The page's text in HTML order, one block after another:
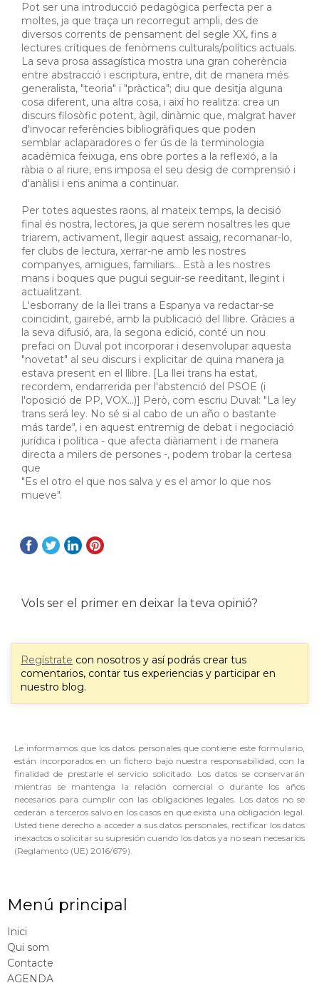
Pot ser una introducció pedagògica perfecta per a
moltes, ja que traça un recorregut ampli, des de
diversos corrents de pensament del segle XX, fins a
lectures crítiques de fenòmens culturals/polítics actuals.
La seva prosa assagística mostra una gran coherència
entre abstracció i escriptura, entre, dit de manera més
generalista, "teoria" i "pràctica"; diu que desitja alguna
cosa diferent, una altra cosa, i així ho realitza: crea un
discurs filosòfic potent, àgil, dinàmic que, malgrat haver
d'invocar referències bibliogràfiques que poden
semblar aclaparadores o fer ús de la terminologia
acadèmica feixuga, ens obre portes a la reflexió, a la
ràbia o al riure, ens imposa el seu desig de comprensió i
d'anàlisi i ens anima a continuar.
Per totes aquestes raons, al mateix temps, la decisió
final és nostra, lectores, ja que serem nosaltres les que
triarem, activament, llegir aquest assaig, recomanar-lo,
fer clubs de lectura, xerrar-ne amb les nostres
companyes, amigues, familiars... Està a les nostres
mans i boques que pugui seguir-se reeditant, llegint i
actualitzant.
L'esborrany de la llei trans a Espanya va redactar-se
coincidint, gairebé, amb la publicació del llibre. Gràcies a
la seva difusió, ara, la segona edició, conté un nou
prefaci on Duval pot incorporar i desenvolupar aquesta
"novetat" al seu discurs i explicitar de quina manera ja
estava present en el llibre. [La llei trans ha estat,
recordem, endarrerida per l'abstenció del PSOE (i
l'oposició de PP, VOX...)] Però, com escriu Duval: "La ley
trans será ley. No sé si al cabo de un año o bastante
más tarde", i en aquest entremig de debat i negociació
jurídica i política - que afecta diàriament i de manera
directa a milers de persones -, podem trobar la certesa
que
"Es el otro el que nos salva y es el amor lo que nos
mueve".
Vols ser el primer en deixar la teva opinió?
Regístrate con nosotros y así podrás crear tus
comentarios, contar tus experiencias y participar en
nuestro blog.
Le informamos que los datos personales que contiene este formulario,
están incorporados en un fichero bajo nuestra responsabilidad, con la
finalidad de prestarle el servicio solicitado. Los datos se conservarán
mientras se mantenga la relación comercial o durante los años
necesarios para cumplir con las obligaciones legales. Los datos no se
cederán a terceros salvo en los casos en que exista una obligación legal.
Usted tiene derecho a acceder a sus datos personales, rectificar los datos
inexactos o solicitar su supresión cuando los datos ya no sean necesarios
(Reglamento (UE) 2016/679).
Menú principal
Inici
Qui som
Contacte
AGENDA